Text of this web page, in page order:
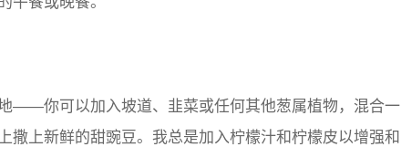
——你可以加入坡道、韭菜或任何其他葱属植物，混合一
撒上新鲜的甜豌豆。我总是加入柠檬汁和柠檬皮以增强和